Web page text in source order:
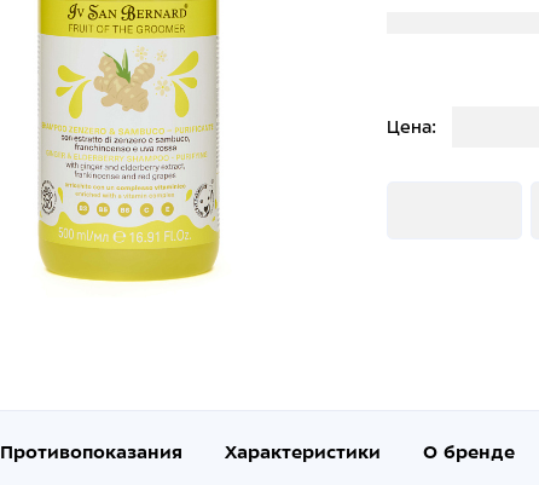
Цена:
Противопоказания Характеристики О бренде